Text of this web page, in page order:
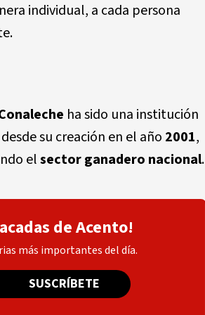
individual, a cada persona
ha sido una institución
desde su creación en el año 2001,
elsector ganadero nacional.
de Acento!
más importantes del día.
SUSCRÍBETE